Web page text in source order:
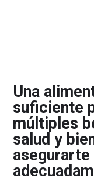
Una
suficiente
múltiples
salud y